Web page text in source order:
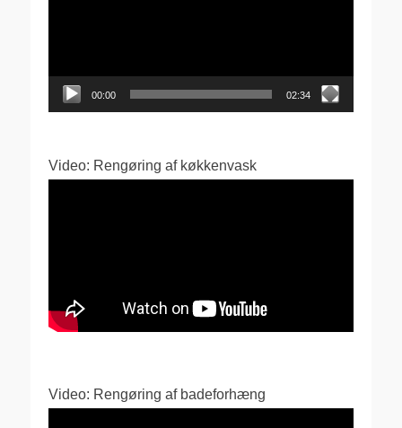
00:00 02:34
Video: Rengøring af køkkenvask
Video: Rengøring af badeforhæng